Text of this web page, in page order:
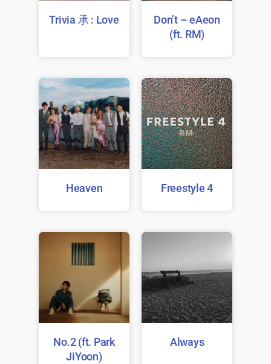
Trivia 承 : Love
Don’t – eAeon
(ft. RM)
Heaven Freestyle 4
No.2 (ft. Park
JiYoon)
Always